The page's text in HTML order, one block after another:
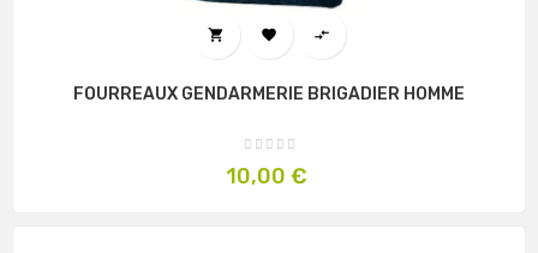
  
FOURREAUX GENDARMERIE BRIGADIER HOMME
Prix
10,00 €